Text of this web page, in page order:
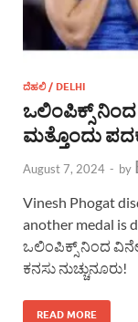
ದೆಹಲಿ / DELHI
ಒಲಿಂಪಿಕ್ಸ್
ಮತ್ತೊಂದು
August 7, 2024 - by
Vinesh Phogat
another medal is
ಒಲಿಂಪಿಕ್ಸ್ ನಿಂದ
ಕನಸು ನುಚ್ಚುನೂರು!
READ MORE